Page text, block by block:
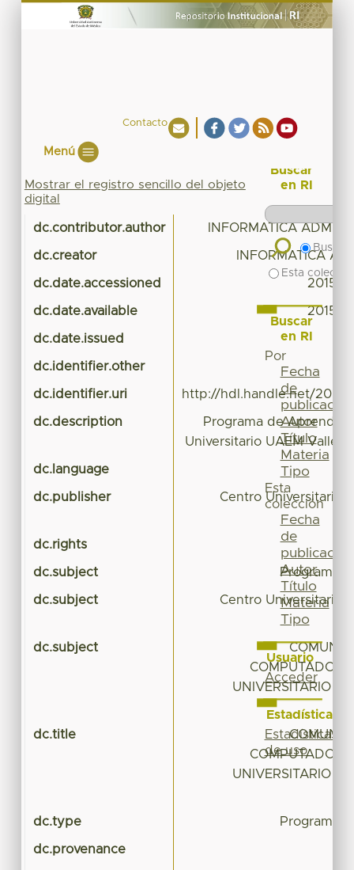
Contacto
Menú
Mostrar el registro sencillo del objeto
digital
dc.contributor.author INFORMATICA
dc.creator INFORMATICA
dc.date.accessioned 2015-
dc.date.available 2015-
dc.date.issued
dc.identifier.other
dc.identifier.uri http://hdl.handle.net/
dc.description
Programa de
Universitario UAEM Valle
dc.language
dc.publisher Centro Universitario
dc.rights
dc.subject Programa
dc.subject Centro Universitario
dc.subject
UNIVERSITARIO
dc.title
UNIVERSITARIO
dc.type Programa
dc.provenance
Buscar
en RI
Buscar
Esta
Buscar
en RI
Por
Fecha
de
publicación
Autor
Título
Materia
Tipo
Esta
colección
Fecha
de
publicación
Autor
Título
Materia
Tipo
Usuario
Acceder
Estadísticas
Estadísticas
de uso